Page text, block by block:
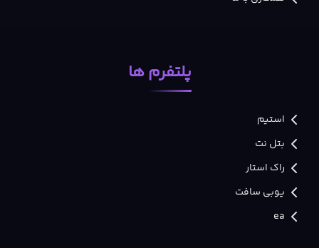
پلتفرم ها
استیم
بتل نت
راک استار
یوبی سافت
ea